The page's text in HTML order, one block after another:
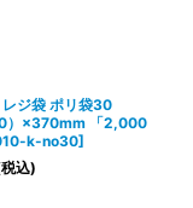
ジ袋 ポリ袋30
）×370mm 「2,000
k-no30]
込)